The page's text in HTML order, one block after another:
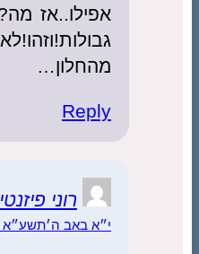
אפילו..אז
מהחלון…
Reply
רוני פיזנטי
י״א באב ה׳תשע״א